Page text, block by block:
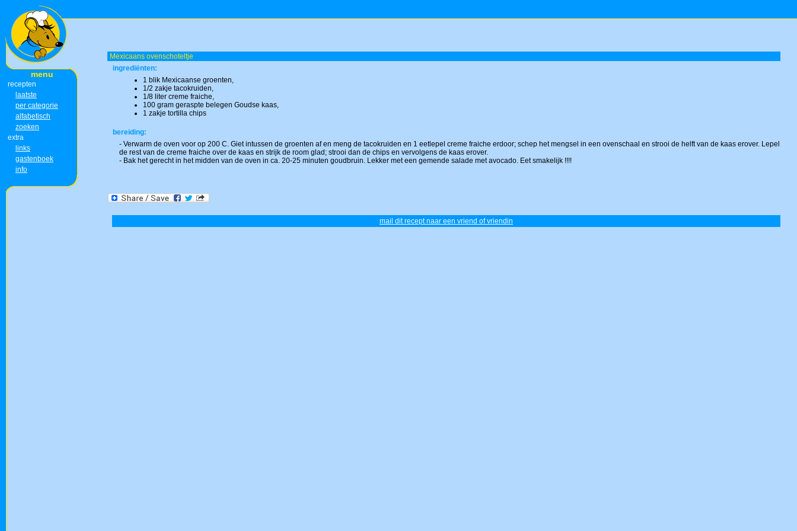
menu
recepten
laatste
per categorie
alfabetisch
zoeken
extra
links
gastenboek
info
Mexicaans ovenschoteltje
ingrediënten:
1 blik Mexicaanse groenten,
1/2 zakje tacokruiden,
1/8 liter creme fraiche,
100 gram geraspte belegen Goudse kaas,
1 zakje tortilla chips
bereiding:
- Verwarm de oven voor op 200 C. Giet intussen de groenten af en meng de tacokruiden en 1 eetlepel creme fraiche erdoor; schep het mengsel in een ovenschaal en strooi de helft van de kaas erover. Lepel
de rest van de creme fraiche over de kaas en strijk de room glad; strooi dan de chips en vervolgens de kaas erover.
- Bak het gerecht in het midden van de oven in ca. 20-25 minuten goudbruin. Lekker met een gemende salade met avocado. Eet smakelijk !!!!
mail dit recept naar een vriend of vriendin